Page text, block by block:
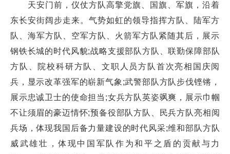
天安门前，仪仗方队高擎党旗、国旗、军旗，沿着
东长安街阔步走来。气势如虹的领导指挥方队、陆军方
队、海军方队、空军方队、火箭军方队紧随其后，展示
钢铁长城的时代风貌;战略支援部队方队、联勤保障部队
方队、院校科研方队、文职人员方队首次亮相国庆阅
兵，显示改革强军的崭新气象;武警部队方队步伐铿锵，
展示忠诚卫士的使命担当;女兵方队英姿飒爽，展示巾帼
不让须眉的豪迈情怀;预备役部队方队、民兵方队亮相阅
兵场，体现我国后备力量建设的时代风采;维和部队方队
威武雄壮，体现中国军队作为和平之盾的贡献与力